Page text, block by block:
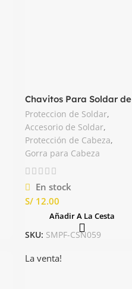
Chavitos Para Soldar de
Jean
Proteccion de Soldar,
Accesorio de Soldar,
Protección de Cabeza,
Gorra para Cabeza
En stock
S/
Añadir A La Cesta
SKU: SMPF-CSN059
La venta!